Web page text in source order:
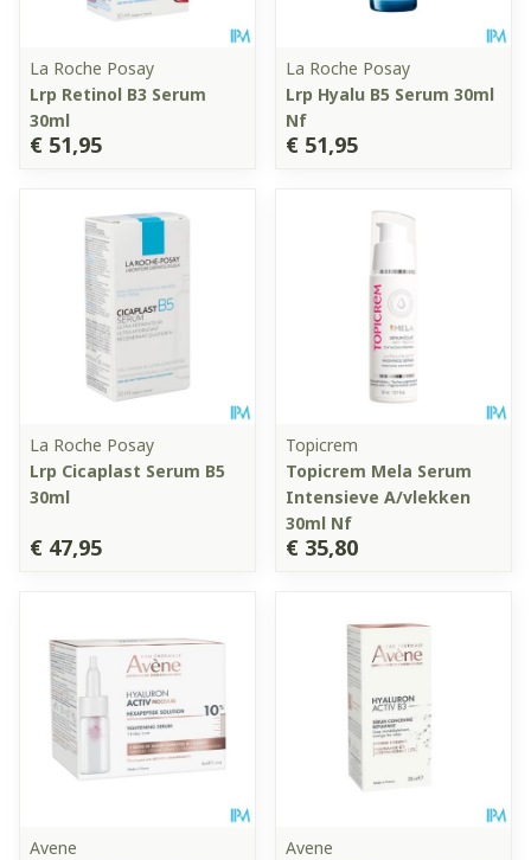
La Roche Posay
Lrp Retinol B3 Serum
30ml
€ 51,95
La Roche Posay
Lrp Hyalu B5 Serum 30ml
Nf
€ 51,95
La Roche Posay
Lrp Cicaplast Serum B5
30ml
€ 47,95
Topicrem
Topicrem Mela Serum
Intensieve A/vlekken
30ml Nf
€ 35,80
Avene
Avene